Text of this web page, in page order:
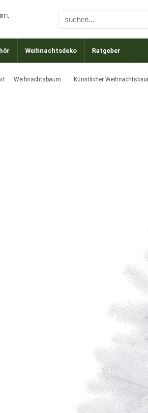
Weihnachtsdeko Ratgeber
Weihnachtsbaum Künstlicher